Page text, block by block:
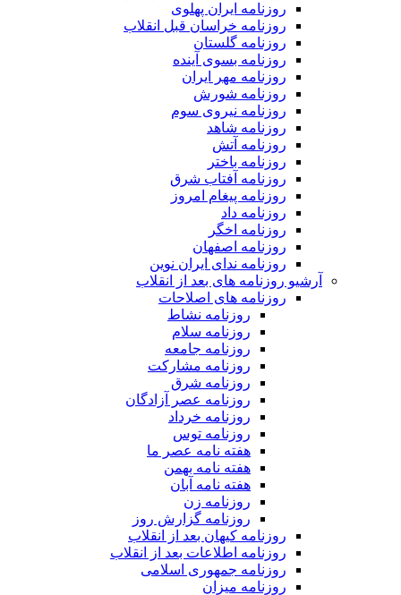
روزنامه ایران پهلوی
روزنامه خراسان قبل انقلاب
روزنامه گلستان
روزنامه بسوی آینده
روزنامه مهر ایران
روزنامه شورش
روزنامه نیروی سوم
روزنامه شاهد
روزنامه آتش
روزنامه باختر
روزنامه آفتاب شرق
روزنامه پیغام امروز
روزنامه داد
روزنامه اخگر
روزنامه اصفهان
روزنامه ندای ایران نوین
آرشیو روزنامه های بعد از انقلاب
روزنامه های اصلاحات
روزنامه نشاط
روزنامه سلام
روزنامه جامعه
روزنامه مشارکت
روزنامه شرق
روزنامه عصر آزادگان
روزنامه خرداد
روزنامه توس
هفته نامه عصر ما
هفته نامه بهمن
هفته نامه آبان
روزنامه زن
روزنامه گزارش روز
روزنامه کیهان بعد از انقلاب
روزنامه اطلاعات بعد از انقلاب
روزنامه جمهوری اسلامی
روزنامه میزان